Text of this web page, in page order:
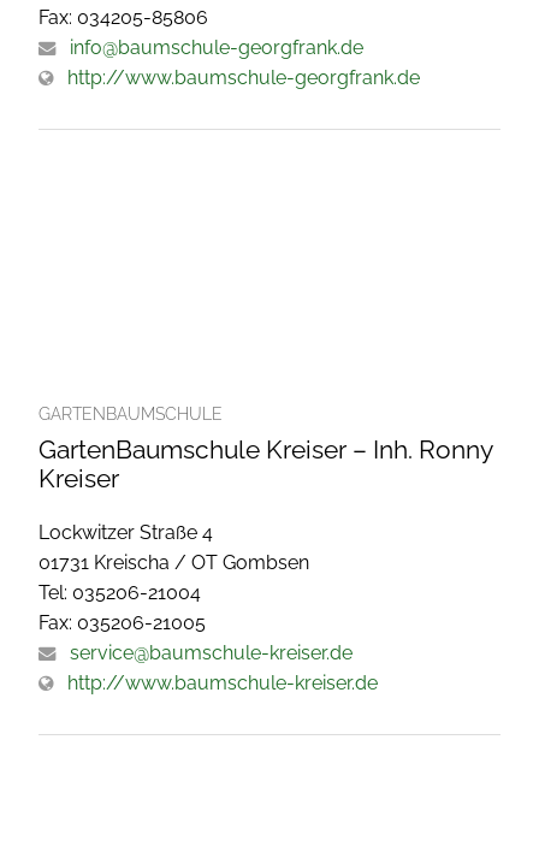
Fax: 034205-85806
info@baumschule-georgfrank.de
http://www.baumschule-georgfrank.de
GARTENBAUMSCHULE
GartenBaumschule Kreiser – Inh. Ronny
Kreiser
Lockwitzer Straße 4
01731 Kreischa / OT Gombsen
Tel: 035206-21004
Fax: 035206-21005
service@baumschule-kreiser.de
http://www.baumschule-kreiser.de